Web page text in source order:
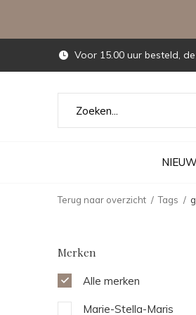
Voor 15.00 uur besteld,
Terug naar overzicht Tags
Merken
Alle merken
Marie-Stella-Maris